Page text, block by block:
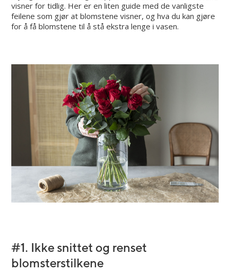
visner for tidlig. Her er en liten guide med de vanligste
feilene som gjør at blomstene visner, og hva du kan gjøre
for å få blomstene til å stå ekstra lenge i vasen.
#1. Ikke snittet og renset
blomsterstilkene